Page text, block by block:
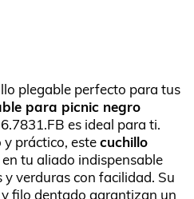
plegable perfecto para tus
para picnic negro
es ideal para ti.
práctico, estecuchillo
tu aliado indispensable
verduras con facilidad. Su
filo dentado garantizan un